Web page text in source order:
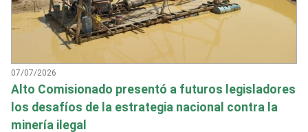
07/07/2026
Alto Comisionado presentó a futuros legisladores
los desafíos de la estrategia nacional contra la
minería ilegal